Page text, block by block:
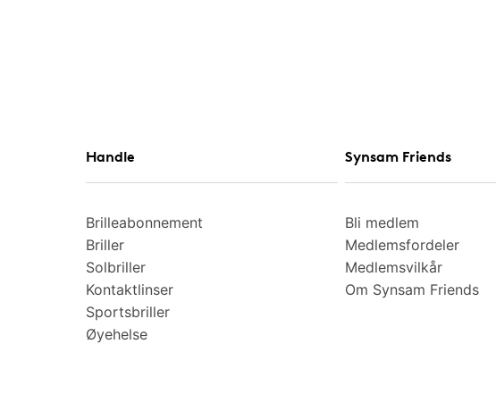
Handle
Brilleabonnement
Briller
Solbriller
Kontaktlinser
Sportsbriller
Øyehelse
Synsam Friends
Bli medlem
Medlemsfordeler
Medlemsvilkår
Om Synsam Friends